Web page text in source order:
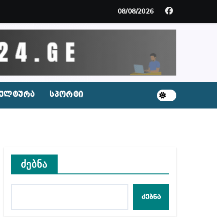
პატიმრობას ითვალისწინებს
შექმნილი რუსი ტურისტებისთვის, ჩვენი
– ეკა კუპატაძე ნანუკა ჟორჟოლიანს
საკანში მოთავსება, საერთაშორისო
ნაცვლად ცხენის ხორცი შეჰქონდათ
08/08/2026
სპორტი
ძებნა
ძებნა